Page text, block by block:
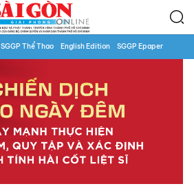
SGGP Thể Thao English Edition SGGP Epaper